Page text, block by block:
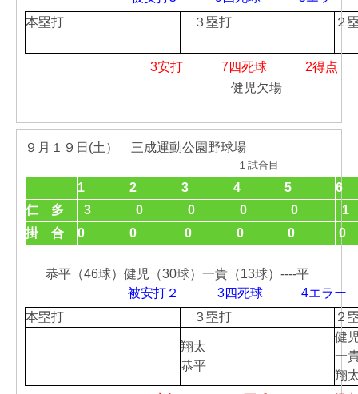
本塁打
３塁打 ２
3安打 7四死球 2得
健児欠場
９月１９日(土） 三成運動公園野球場
１試合目
1 2 3 4 5
6
仁 多
3 0 0 0 0
1
掛 合
0 0 0 0 0 0
恭平（46球）健児（30球）一貴（13球）----平
被安打２ 3四死球 4エ
本塁打
３塁打 ２
翔太
恭平
健
一
翔